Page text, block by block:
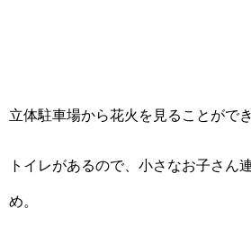
立体駐車場から花火を見ることができ
トイレがあるので、小さなお子さん
め。